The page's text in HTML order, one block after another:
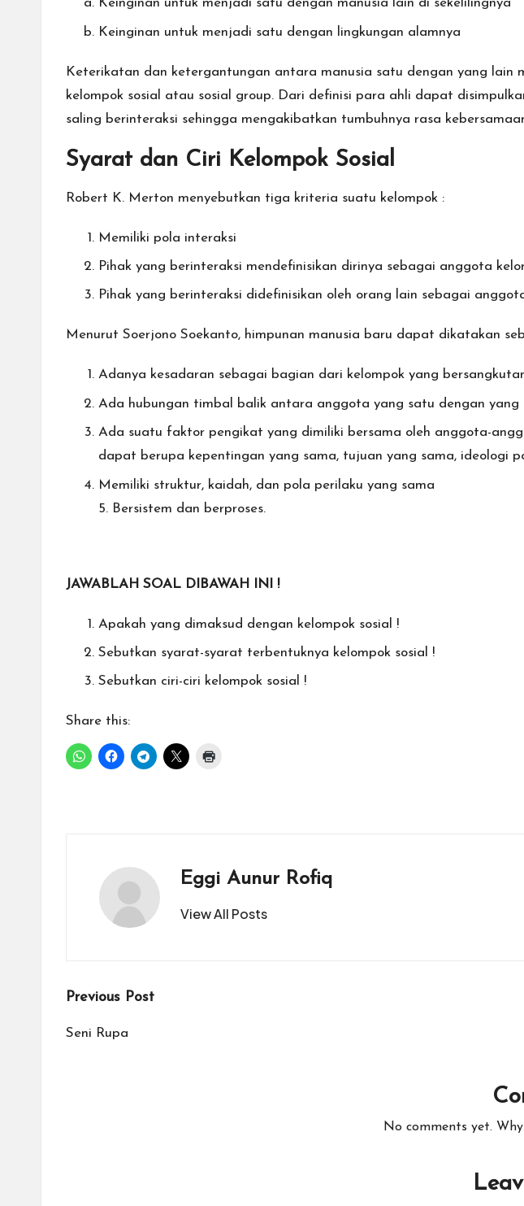
Keinginan untuk menjadi satu dengan manusia lain di sekelilingnya
Keinginan untuk menjadi satu dengan lingkungan alamnya
Keterikatan dan ketergantungan antara manusia satu dengan yang lain
kelompok sosial atau sosial group. Dari definisi para ahli dapat
saling berinteraksi sehingga mengakibatkan tumbuhnya rasa
Syarat dan Ciri Kelompok Sosial
Robert K. Merton menyebutkan tiga kriteria suatu kelompok :
Memiliki pola interaksi
Pihak yang berinteraksi mendefinisikan dirinya sebagai anggota
Pihak yang berinteraksi didefinisikan oleh orang lain sebagai
Menurut Soerjono Soekanto, himpunan manusia baru dapat dikatakan
Adanya kesadaran sebagai bagian dari kelompok yang
Ada hubungan timbal balik antara anggota yang satu dengan yang
Ada suatu faktor pengikat yang dimiliki bersama oleh anggota-
dapat berupa kepentingan yang sama, tujuan yang sama, ideologi
Memiliki struktur, kaidah, dan pola perilaku yang sama
5. Bersistem dan berproses.
JAWABLAH SOAL DIBAWAH INI !
Apakah yang dimaksud dengan kelompok sosial !
Sebutkan syarat-syarat terbentuknya kelompok sosial !
Sebutkan ciri-ciri kelompok sosial !
Share this:
Eggi Aunur Rofiq
View All Posts
Post
navigation
Previous Post
Seni Rupa
No comments yet.